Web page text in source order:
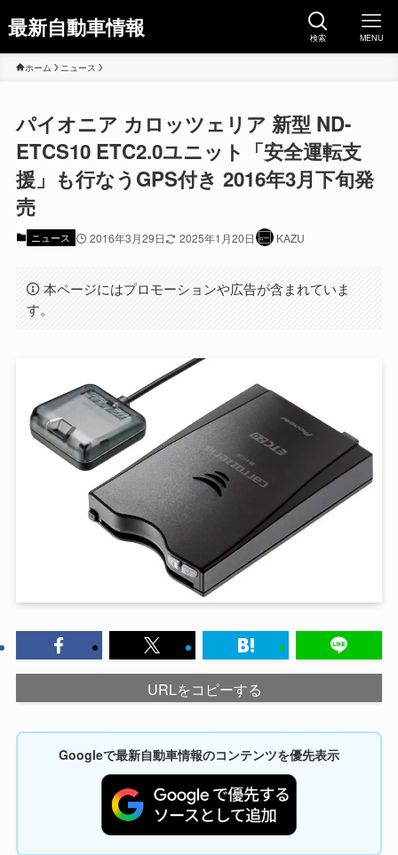
最新自動車情報 検索 MENU
ホーム ニュース
パイオニア カロッツェリア 新型 ND-
ETCS10 ETC2.0ユニット「安全運転支
援」も行なうGPS付き 2016年3月下旬発
売
ニュース 2016年3月29日 2025年1月20日 KAZU
本ページにはプロモーションや広告が含まれていま
す。
URLをコピーする
Googleで最新自動車情報のコンテンツを優先表示